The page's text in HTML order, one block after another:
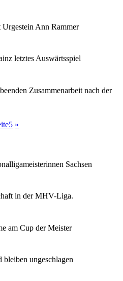
Ann Rammer
letztes Auswärtsspiel
Zusammenarbeit nach der
5 »
Sachsen
in der MHV-Liga.
am Cup der Meister
ungeschlagen